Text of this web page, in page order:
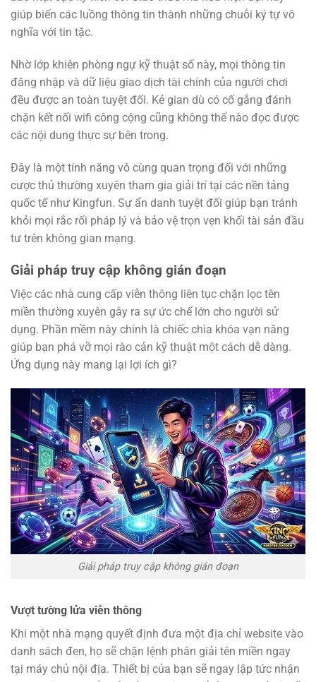
giúp biến các luồng thông tin thành những chuỗi ký tự vô
nghĩa với tin tặc.
Nhờ lớp khiên phòng ngự kỹ thuật số này, mọi thông tin
đăng nhập và dữ liệu giao dịch tài chính của người chơi
đều được an toàn tuyệt đối. Kẻ gian dù có cố gắng đánh
chặn kết nối wifi công cộng cũng không thể nào đọc được
các nội dung thực sự bên trong.
Đây là một tính năng vô cùng quan trọng đối với những
cược thủ thường xuyên tham gia giải trí tại các nền tảng
quốc tế như Kingfun. Sự ẩn danh tuyệt đối giúp bạn tránh
khỏi mọi rắc rối pháp lý và bảo vệ trọn vẹn khối tài sản đầu
tư trên không gian mạng.
Giải pháp truy cập không gián đoạn
Việc các nhà cung cấp viễn thông liên tục chặn lọc tên
miền thường xuyên gây ra sự ức chế lớn cho người sử
dụng. Phần mềm này chính là chiếc chìa khóa vạn năng
giúp bạn phá vỡ mọi rào cản kỹ thuật một cách dễ dàng.
Ứng dụng này mang lại lợi ích gì?
Giải pháp truy cập không gián đoạn
Vượt tường lửa viễn thông
Khi một nhà mạng quyết định đưa một địa chỉ website vào
danh sách đen, họ sẽ chặn lệnh phân giải tên miền ngay
tại máy chủ nội địa. Thiết bị của bạn sẽ ngay lập tức nhận